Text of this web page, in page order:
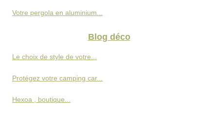
Votre pergola en aluminium...
Blog déco
Le choix de style de votre...
Protégez votre camping car...
Hexoa , boutique...